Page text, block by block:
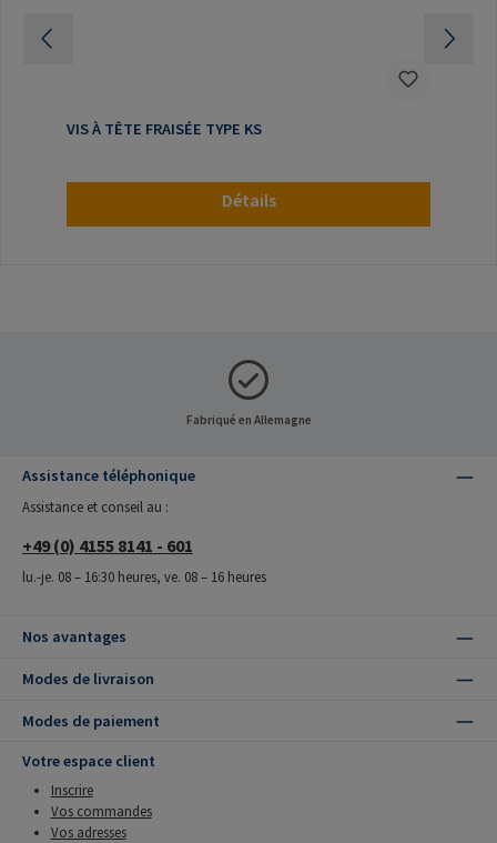
VIS À TÊTE FRAISÉE TYPE KS
Détails
Fabriqué en Allemagne
Assistance téléphonique
Assistance et conseil au :
+49 (0) 4155 8141 - 601
lu.-je. 08 – 16:30 heures, ve. 08 – 16 heures
Nos avantages
Modes de livraison
Modes de paiement
Votre espace client
Inscrire
Vos commandes
Vos adresses